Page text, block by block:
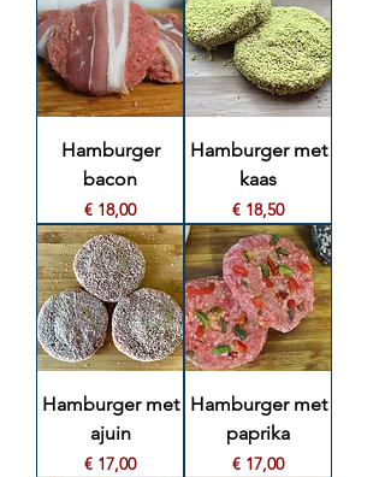
Hamburger
bacon
Prijs
€ 18,00
Hamburger met
kaas
Prijs
€ 18,50
Hamburger met
ajuin
Prijs
€ 17,00
Hamburger met
paprika
Prijs
€ 17,00